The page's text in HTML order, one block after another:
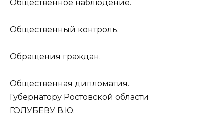
Общественное наблюдение.
Общественный контроль.
Обращения граждан.
Общественная дипломатия.
Губернатору Ростовской области
ГОЛУБЕВУ В.Ю.